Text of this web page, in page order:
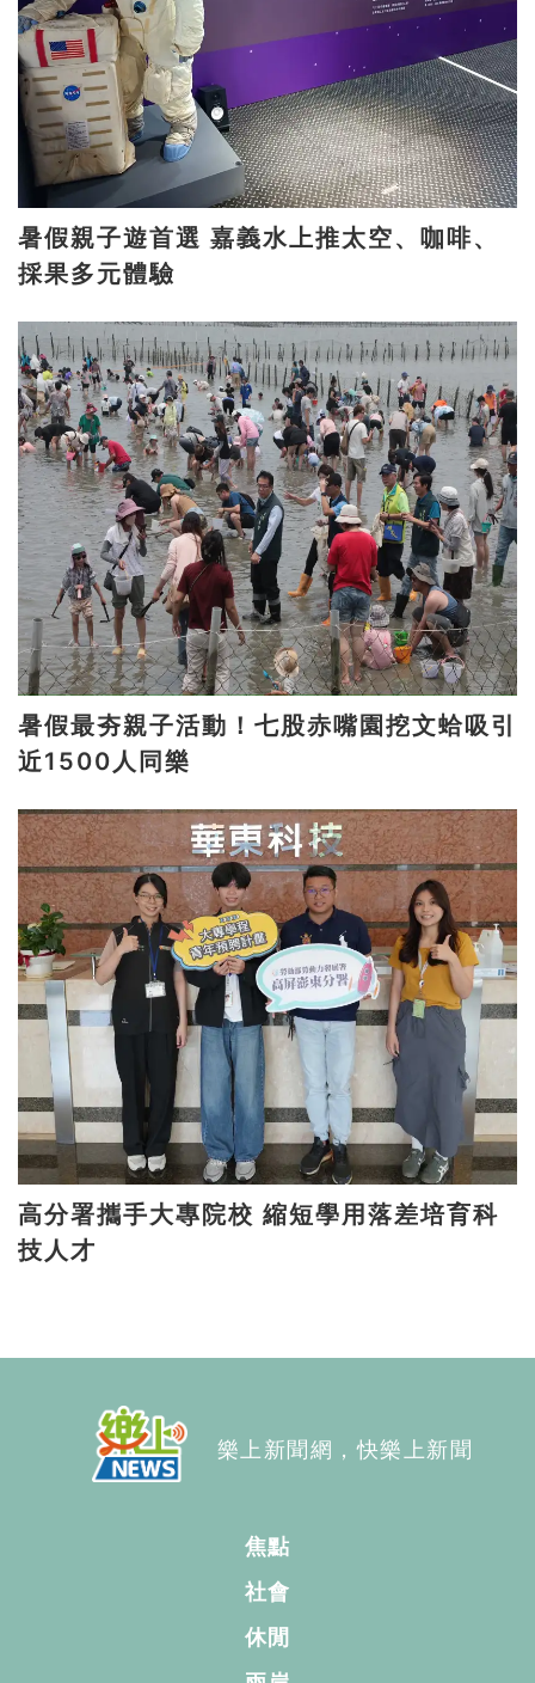
暑假親子遊首選 嘉義水上推太空、咖啡、
採果多元體驗
暑假最夯親子活動！七股赤嘴園挖文蛤吸引
近1500人同樂
高分署攜手大專院校 縮短學用落差培育科
技人才
樂上新聞網，快樂上新聞
焦點
社會
休閒